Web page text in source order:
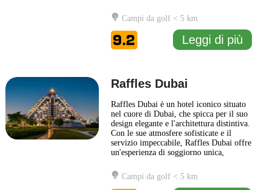
il servizio attento, si trova nelle
vicinanze di alcune delle principali
attrazioni turistiche della zona,
rendendolo un punto
... Leggi di più
Campi da golf < 5 km
9.2 Leggi di più
Raffles Dubai
Raffles Dubai è un hotel iconico situato
nel cuore di Dubai, che spicca per il suo
design elegante e l'architettura distintiva.
Con le sue atmosfere sofisticate e il
servizio impeccabile, Raffles Dubai offre
un'esperienza di soggiorno unica,
moderno e tradizione araba. Gli interni
della struttura sono arredati con materiali
Campi da golf < 5 km